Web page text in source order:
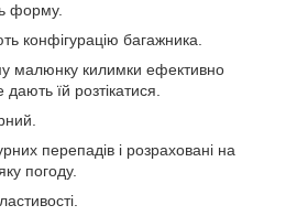
форму.
конфігурацію багажника.
малюнку килимки ефективно
їй розтікатися.
перепадів і розраховані на
погоду.